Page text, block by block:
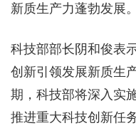
新质生产力蓬勃发展。
科技部部长阴和俊表
创新引领发展新质生
期，科技部将深入实
推进重大科技创新任